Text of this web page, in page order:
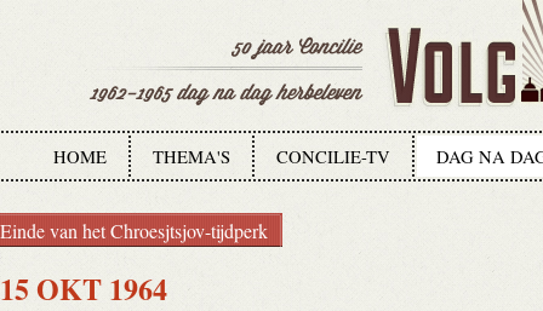
HOME THEMA'S CONCILIE-TV DAG NA
Einde van het Chroesjtsjov-tijdperk
15 OKT 1964